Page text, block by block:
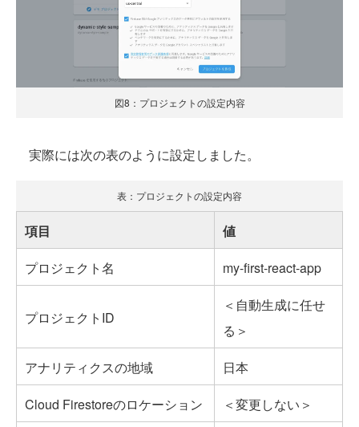
図8：プロジェクトの設定内容
実際には次の表のように設定しました。
表：プロジェクトの設定内容
項目
値
プロジェクト名
my-first-react-app
プロジェクトID
＜自動生成に任せ
る＞
アナリティクスの地域
日本
Cloud Firestoreのロケーション
＜変更しない＞